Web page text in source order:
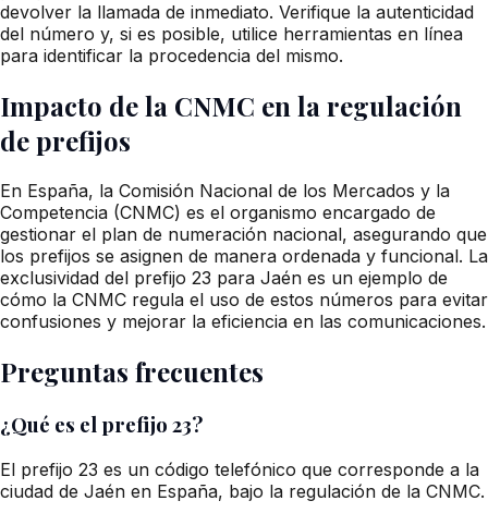
devolver la llamada de inmediato. Verifique la autenticidad
del número y, si es posible, utilice herramientas en línea
para identificar la procedencia del mismo.
Impacto de la CNMC en la regulación
de prefijos
En España, la Comisión Nacional de los Mercados y la
Competencia (CNMC) es el organismo encargado de
gestionar el plan de numeración nacional, asegurando que
los prefijos se asignen de manera ordenada y funcional. La
exclusividad del prefijo 23 para Jaén es un ejemplo de
cómo la CNMC regula el uso de estos números para evitar
confusiones y mejorar la eficiencia en las comunicaciones.
Preguntas frecuentes
¿Qué es el prefijo 23?
El prefijo 23 es un código telefónico que corresponde a la
ciudad de Jaén en España, bajo la regulación de la CNMC.